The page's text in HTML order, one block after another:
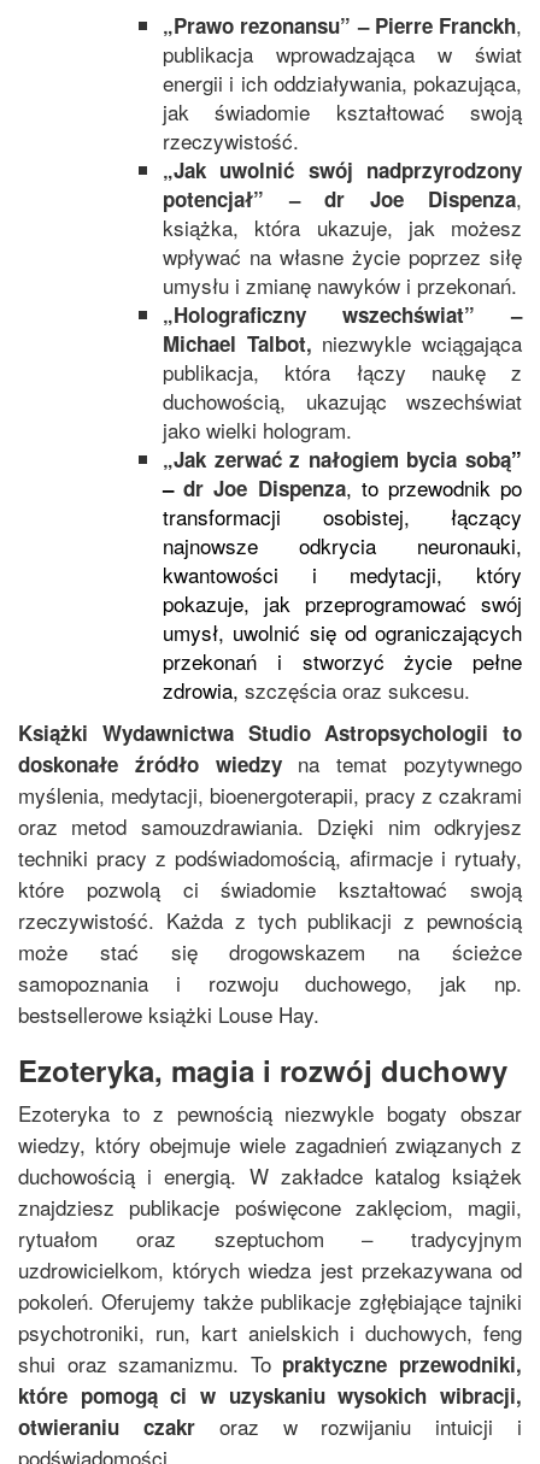
„Prawo rezonansu” – Pierre Franckh,
publikacja wprowadzająca w świat
energii i ich oddziaływania, pokazująca,
jak świadomie kształtować swoją
rzeczywistość.
„Jak uwolnić swój nadprzyrodzony
potencjał” – dr Joe Dispenza,
książka, która ukazuje, jak możesz
wpływać na własne życie poprzez siłę
umysłu i zmianę nawyków i przekonań.
„Holograficzny wszechświat” –
Michael Talbot, niezwykle wciągająca
publikacja, która łączy naukę z
duchowością, ukazując wszechświat
jako wielki hologram.
„Jak zerwać z nałogiem bycia sobą”
– dr Joe Dispenza, to przewodnik po
transformacji osobistej, łączący
najnowsze odkrycia neuronauki,
kwantowości i medytacji, który
pokazuje, jak przeprogramować swój
umysł, uwolnić się od ograniczających
przekonań i stworzyć życie pełne
zdrowia, szczęścia oraz sukcesu.
Książki Wydawnictwa Studio Astropsychologii to
doskonałe źródło wiedzyna temat pozytywnego
myślenia, medytacji, bioenergoterapii, pracy z czakrami
oraz metod samouzdrawiania. Dzięki nim odkryjesz
techniki pracy z podświadomością, afirmacje i rytuały,
które pozwolą ci świadomie kształtować swoją
rzeczywistość. Każda z tych publikacji z pewnością
może stać się drogowskazem na ścieżce
samopoznania i rozwoju duchowego, jak np.
bestsellerowe książki Louse Hay.
Ezoteryka, magia i rozwój duchowy
Ezoteryka to z pewnością niezwykle bogaty obszar
wiedzy, który obejmuje wiele zagadnień związanych z
duchowością ienergią. W zakładce katalog książek
znajdziesz publikacje poświęcone zaklęciom, magii,
rytuałom oraz szeptuchom – tradycyjnym
uzdrowicielkom, których wiedza jest przekazywana od
pokoleń. Oferujemy także publikacje zgłębiające tajniki
psychotroniki, run, kart anielskich i duchowych, feng
shui orazszamanizmu. To praktyczne przewodniki,
które pomogą ci w uzyskaniuwysokich wibracji,
otwieraniu czakroraz w rozwijaniu intuicji i
podświadomości.